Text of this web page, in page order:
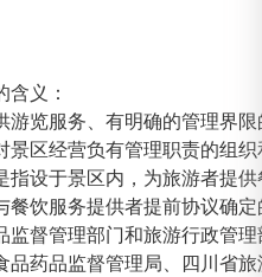
义：
游览服务、有明确的管理界
景区经营负有管理职责的组
指设于景区内，为旅游者提
餐饮服务提供者提前协议确
监督管理部门和旅游行政管
品药品监督管理局、四川省